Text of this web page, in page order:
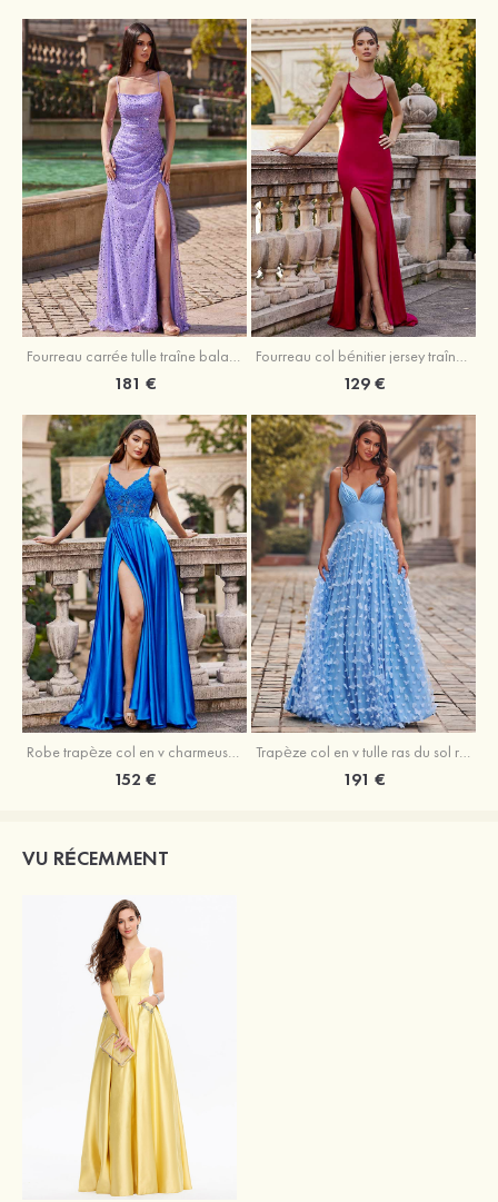
Fourreau carrée tulle traîne balayage robe de bal
181 €
Fourreau col bénitier jersey traîne balayage robe de bal
129 €
Robe trapèze col en v charmeuse traîne balayage robe de bal
152 €
Trapèze col en v tulle ras du sol robe de bal avec papillon
191 €
VU RÉCEMMENT